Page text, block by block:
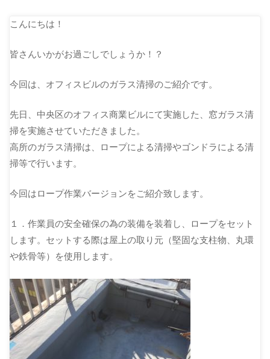
こんにちは！
皆さんいかがお過ごしでしょうか！？
今回は、オフィスビルのガラス清掃のご紹介です。
先日、中央区のオフィス商業ビルにて実施した、窓ガラス清
掃を実施させていただきました。
高所のガラス清掃は、ロープによる清掃やゴンドラによる清
掃等で行います。
今回はロープ作業バージョンをご紹介致します。
１．作業員の安全確保の為の装備を装着し、ロープをセット
します。セットする際は屋上の取り元（堅固な支柱物、丸環
や鉄骨等）を使用します。